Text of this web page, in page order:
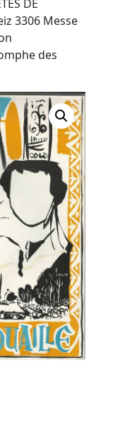
DE
3306 Messe
des